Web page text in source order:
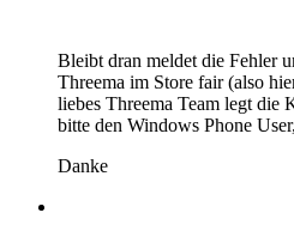
Bleibt dran meldet die Fehler
Threema im Store fair (also
liebes Threema Team legt die
bitte den Windows Phone
Danke